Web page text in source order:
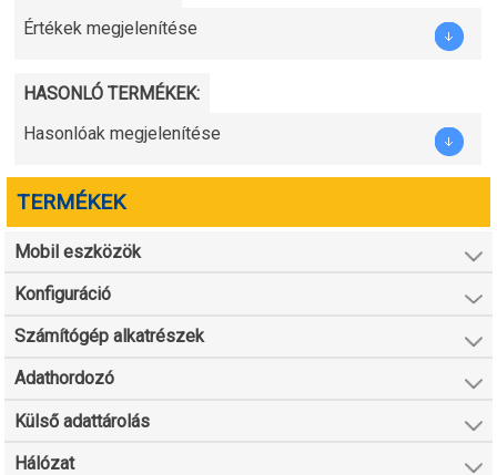
Értékek megjelenítése
HASONLÓ TERMÉKEK:
Hasonlóak megjelenítése
TERMÉKEK
Mobil eszközök
Konfiguráció
Számítógép alkatrészek
Adathordozó
Külső adattárolás
Hálózat